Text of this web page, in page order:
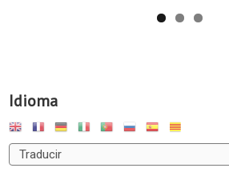
Idioma